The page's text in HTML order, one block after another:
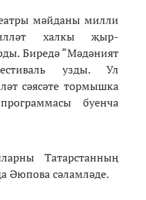
мәйданы милли
халкы җыр-
Биредә “Мәдәният
узды. Ул
сәясәте тормышка
буенча
Татарстанның
Әюпова сәламләде.